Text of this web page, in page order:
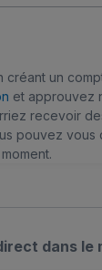
créant un
et approuvez
recevoir
pouvez vous
moment.
dans le